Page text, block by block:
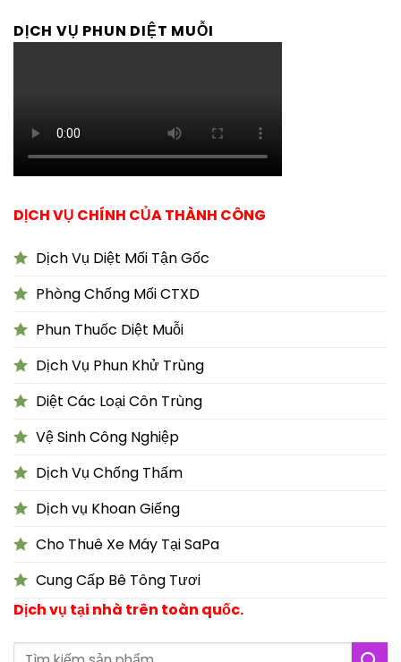
DỊCH VỤ PHUN DIỆT MUỖI
DỊCH VỤ CHÍNH CỦA THÀNH CÔNG
Dịch Vụ Diệt Mối Tận Gốc
Phòng Chống Mối CTXD
Phun Thuốc Diệt Muỗi
Dịch Vụ Phun Khử Trùng
Diệt Các Loại Côn Trùng
Vệ Sinh Công Nghiệp
Dịch Vụ Chống Thấm
Dịch vụ Khoan Giếng
Cho Thuê Xe Máy Tại SaPa
Cung Cấp Bê Tông Tươi
Dịch vụ tại nhà trên toàn quốc.